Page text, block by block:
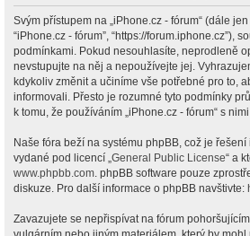
Svým přístupem na „iPhone.cz - fórum“ (dále jen
“iPhone.cz - fórum”, “https://forum.iphone.cz”),
podmínkami. Pokud nesouhlasíte, neprodleně
nevstupujte na něj a nepoužívejte jej.
kdykoliv změnit a učiníme vše potřebné pro to,
informovali. Přesto je rozumné tyto podmínky
k tomu, že používáním „iPhone.cz - fórum“ s
Naše fóra beží na systému phpBB, což je
vydané pod licencí „General Public License“ a
www.phpbb.com. phpBB software pouze
diskuze. Pro další informace o phpBB navštivte:
Zavazujete se nepřispívat na fórum